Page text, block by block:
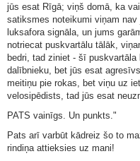
jūs esat Rīgā; viņš domā, ka
satiksmes noteikumi viņam
luksafora signāla, un jums
notriecat puskvartālu tālāk,
bedri, tad ziniet - šī
dalībnieku, bet jūs esat
meitiņu pie rokas, bet viņu uz
velosipēdists, tad jūs esat
PATS vainīgs. Un punkts."
Pats arī varbūt kādreiz šo to
rindiņa attieksies uz mani!